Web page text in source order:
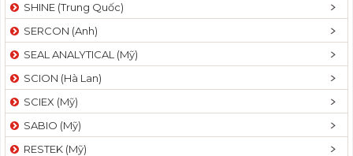
SHINE (Trung Quốc)
SERCON (Anh)
SEAL ANALYTICAL (Mỹ)
SCION (Hà Lan)
SCIEX (Mỹ)
SABIO (Mỹ)
RESTEK (Mỹ)